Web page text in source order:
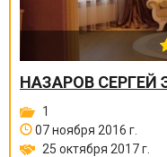
НАЗАРОВ СЕРГЕЙ
1
07 ноября 2016 г.
25 октября 2017 г.